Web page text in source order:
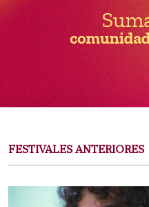
FESTIVALES ANTERIORES